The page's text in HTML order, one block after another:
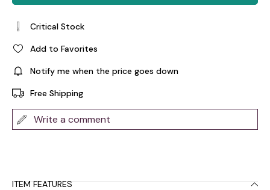
Critical Stock
Add to Favorites
Notify me when the price goes down
Free Shipping
Write a comment
ITEM FEATURES